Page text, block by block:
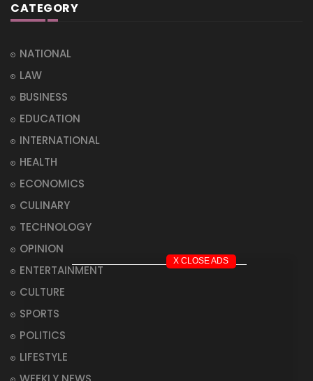
X CLOSE ADS
CATEGORY
NATIONAL
LAW
BUSINESS
EDUCATION
INTERNATIONAL
HEALTH
ECONOMICS
CULINARY
TECHNOLOGY
OPINION
ENTERTAINMENT
CULTURE
SPORTS
POLITICS
LIFESTYLE